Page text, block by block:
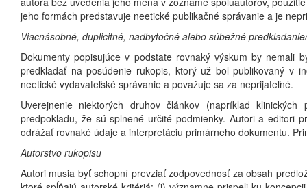
jeho formách predstavuje neetické publikačné správanie a je
Viacnásobné, duplicitné, nadbytočné alebo súbežné
Dokumenty popisujúce v podstate rovnaký výskum by nemali
predkladať na posúdenie rukopis, ktorý už bol publikovaný v
neetické vydavateľské správanie a považuje sa za neprijateľné.
Uverejnenie niektorých druhov článkov (napríklad
predpokladu, že sú splnené určité podmienky. Autori a editori
odrážať rovnaké údaje a interpretáciu primárneho dokumentu.
Autorstvo rukopisu
Autori musia byť schopní prevziať zodpovednosť za obsah